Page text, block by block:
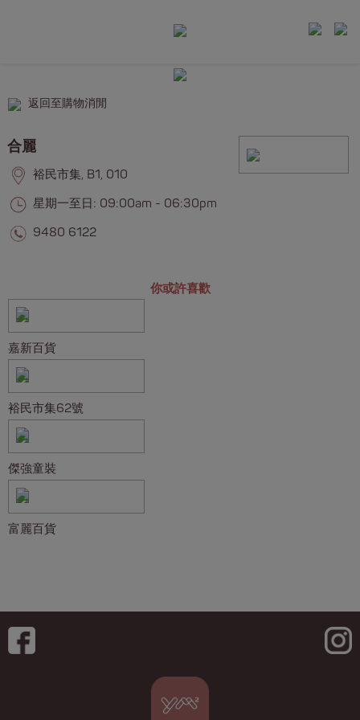
返回至購物消閒
合麗
裕民市集, B1, 010
星期一至日: 09:00am - 06:30pm
9480 6122
你或許喜歡
嘉新百貨
裕民市集62號
傑強童裝
富麗百貨